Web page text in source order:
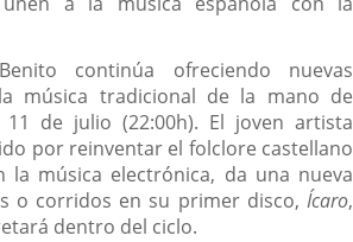
continúa ofreciendo nuevas
música tradicional de la mano de
11 de julio (22:00h). El joven artista
por reinventar el folclore castellano
la música electrónica, da una nueva
o corridos en su primer disco, Ícaro,
dentro del ciclo.